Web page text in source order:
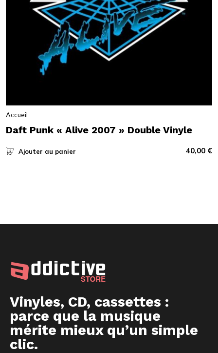
Accueil
Daft Punk « Alive 2007 » Double Vinyle
Ajouter au panier 40,00 €
Vinyles, CD, cassettes :
parce que la musique
mérite mieux qu’un simple
clic.